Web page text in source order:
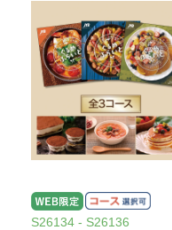
S26134 - S26136